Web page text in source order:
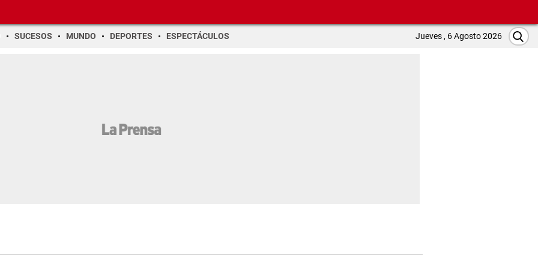
SUCESOS MUNDO DEPORTES ESPECTÁCULOS Jueves , 6 Agosto 2026